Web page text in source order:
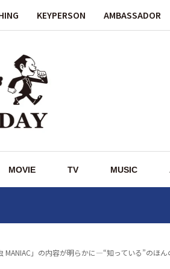
KEYPERSON AMBASSADOR
MOVIE TV MUSIC
MANIAC」の内容が明らかに—“知っている”のほ